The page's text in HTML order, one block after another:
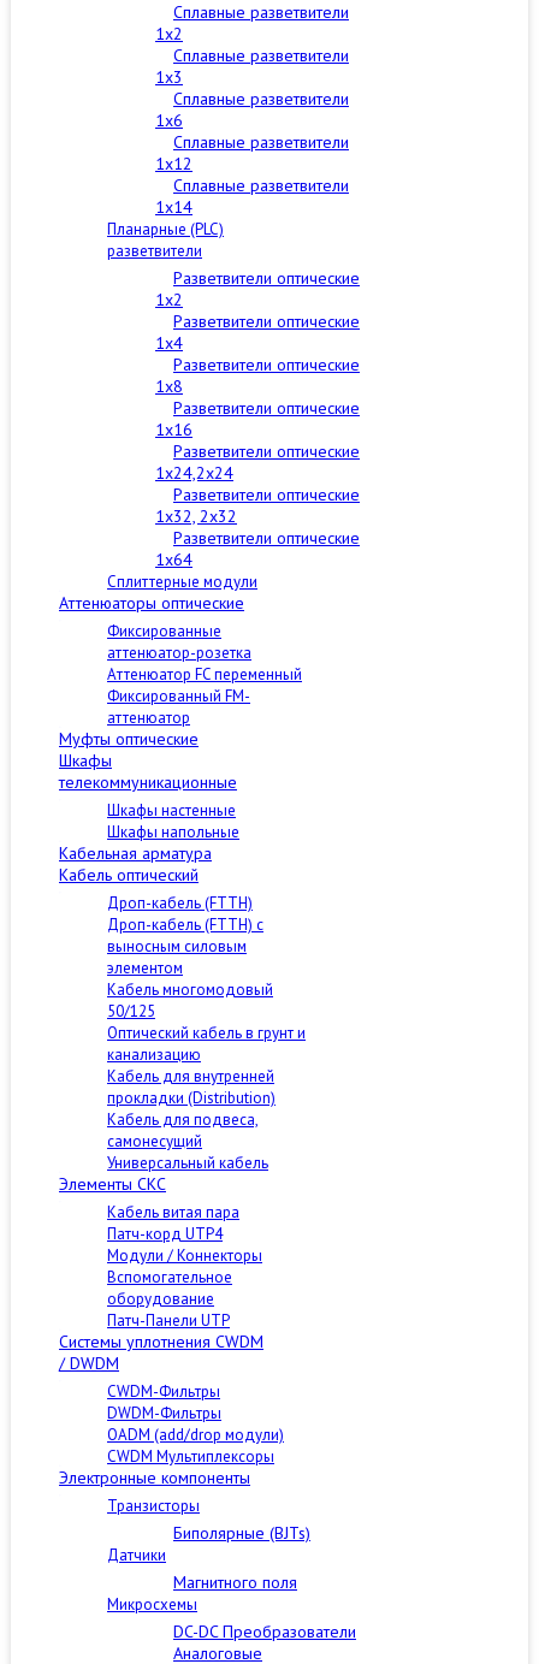
Сплавные разветвители
1x2
Сплавные разветвители
1x3
Сплавные разветвители
1x6
Сплавные разветвители
1x12
Сплавные разветвители
1x14
Планарные (PLC)
разветвители
Разветвители оптические
1x2
Разветвители оптические
1x4
Разветвители оптические
1x8
Разветвители оптические
1x16
Разветвители оптические
1x24,2x24
Разветвители оптические
1x32, 2x32
Разветвители оптические
1x64
Сплиттерные модули
Аттенюаторы оптические
Фиксированные
аттенюатор-розетка
Аттенюатор FC переменный
Фиксированный FM-
аттенюатор
Муфты оптические
Шкафы
телекоммуникационные
Шкафы настенные
Шкафы напольные
Кабельная арматура
Кабель оптический
Дроп-кабель (FTTH)
Дроп-кабель (FTTH) с
выносным силовым
элементом
Кабель многомодовый
50/125
Оптический кабель в грунт и
канализацию
Кабель для внутренней
прокладки (Distribution)
Кабель для подвеса,
самонесущий
Универсальный кабель
Элементы СКС
Кабель витая пара
Патч-корд UTP4
Модули / Коннекторы
Вспомогательное
оборудование
Патч-Панели UTP
Cистемы уплотнения CWDM
/ DWDM
CWDM-Фильтры
DWDM-Фильтры
OADM (add/drop модули)
CWDM Мультиплексоры
Электронные компоненты
Транзисторы
Биполярные (BJTs)
Датчики
Магнитного поля
Микросхемы
DC-DC Преобразователи
Аналоговые